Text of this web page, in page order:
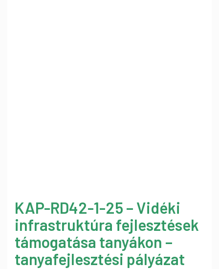
KAP-RD42-1-25 – Vidéki
infrastruktúra fejlesztések
támogatása tanyákon –
tanyafejlesztési pályázat